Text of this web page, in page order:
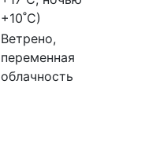
+10˚C)
Ветрено,
переменная
облачность